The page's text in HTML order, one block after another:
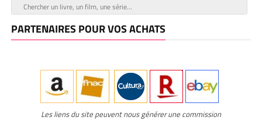
PARTENAIRES POUR VOS ACHATS
Les liens du site peuvent nous générer une commission